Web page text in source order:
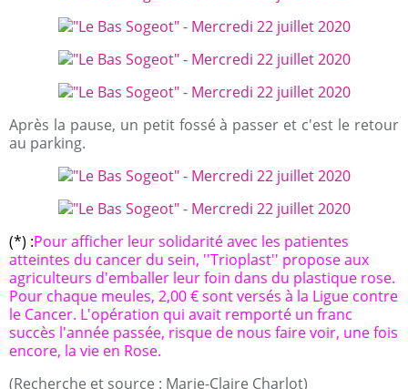
Après la pause, un petit fossé à passer et c'est le retour
au parking.
(*) :Pour afficher leur solidarité avec les patientes
atteintes du cancer du sein, ''Trioplast'' propose aux
agriculteurs d'emballer leur foin dans du plastique rose.
Pour chaque meules, 2,00 € sont versés à la Ligue contre
le Cancer. L'opération qui avait remporté un franc
succès l'année passée, risque de nous faire voir, une fois
encore, la vie en Rose.
(Recherche et source : Marie-Claire Charlot)